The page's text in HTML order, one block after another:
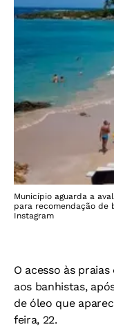
Município aguarda a
para recomendação de
Instagram
O acesso às
aos banhistas,
de óleo que
feira, 22.